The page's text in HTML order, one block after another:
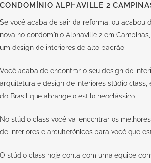
CONDOMÍNIO ALPHAVILLE 2
Se você acaba de sair da reforma, ou acabou
nova no condomínio Alphaville 2 em
um design de interiores de alto padrão
Você acaba de encontrar o seu design de
arquitetura e design de interiores stúdio class
do Brasil que abrange o estilo neoclássico.
No stúdio class você vai encontrar os
de interiores e arquitetônicos para você que
O stúdio class hoje conta com uma equipe